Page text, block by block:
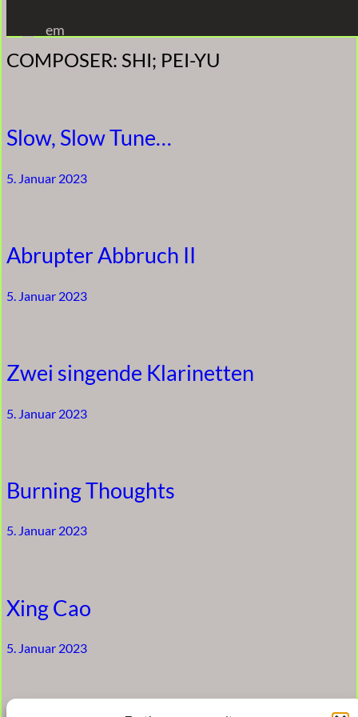
Inhalt
springen
em
COMPOSER: SHI; PEI-YU
Slow, Slow Tune…
5. Januar 2023
Abrupter Abbruch II
5. Januar 2023
Zwei singende Klarinetten
5. Januar 2023
Burning Thoughts
5. Januar 2023
Xing Cao
5. Januar 2023